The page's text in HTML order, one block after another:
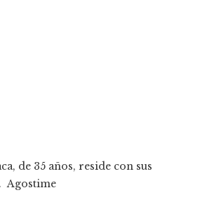
de 35 años, reside con sus
Agostime